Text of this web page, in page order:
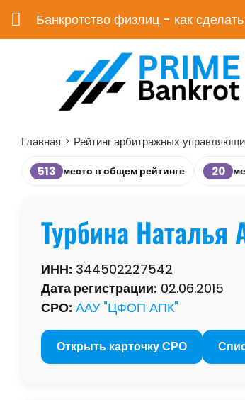
Банкротство физлиц - как
Главная > Рейтинг арбитражных
513 место в общем рейтинге 20
Турбина Наталья
ИНН: 344502227542
Дата регистрации: 02.06.2015
СРО: ААУ "ЦФОП АПК"
Открыть карточку СРО